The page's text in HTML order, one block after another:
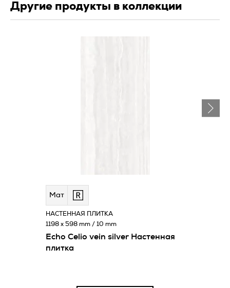
Другие продукты в коллекции
Мат
Echo Celio vein silver Настенная
плитка
НАСТЕННАЯ ПЛИТКА
1198 x 598 mm / 10 mm